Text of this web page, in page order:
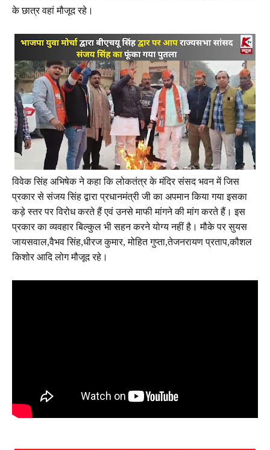
के छात्र वहां मौजूद रहे।
विवेक सिंह अभिषेक ने कहा कि लोकतंत्र के मंदिर संसद भवन में जिस
प्रकार से संजय सिंह द्वारा प्रधानमंत्री जी का अपमान किया गया इसका
कड़े स्तर पर विरोध करते हैं एवं उनसे माफी मांगने की मांग करते हैं। इस
प्रकार का व्यवहार बिल्कुल भी सहन करने योग्य नहीं है। मौके पर सुयस
जायसवाल,वैभव सिंह,धीरज कुमार, मोहित गुप्ता,तेजनरायण प्रताप,कौशल
किशोर आदि लोग मौजूद रहे।